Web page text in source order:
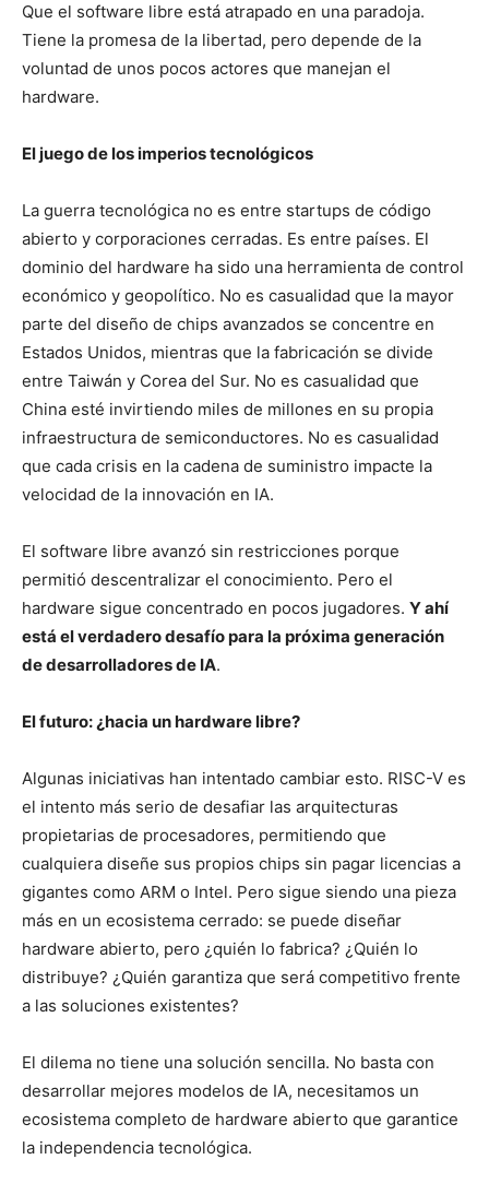
Que el software libre está atrapado en una paradoja.
Tiene la promesa de la libertad, pero depende de la
voluntad de unos pocos actores que manejan el
hardware.
El juego de los imperios tecnológicos
La guerra tecnológica no es entre startups de código
abierto y corporaciones cerradas. Es entre países. El
dominio del hardware ha sido una herramienta de control
económico y geopolítico. No es casualidad que la mayor
parte del diseño de chips avanzados se concentre en
Estados Unidos, mientras que la fabricación se divide
entre Taiwán y Corea del Sur. No es casualidad que
China esté invirtiendo miles de millones en su propia
infraestructura de semiconductores. No es casualidad
que cada crisis en la cadena de suministro impacte la
velocidad de la innovación en IA.
El software libre avanzó sin restricciones porque
permitió descentralizar el conocimiento. Pero el
hardware sigue concentrado en pocos jugadores. Y ahí
está el verdadero desafío para la próxima generación
de desarrolladores de IA.
El futuro: ¿hacia un hardware libre?
Algunas iniciativas han intentado cambiar esto. RISC-V es
el intento más serio de desafiar las arquitecturas
propietarias de procesadores, permitiendo que
cualquiera diseñe sus propios chips sin pagar licencias a
gigantes como ARM o Intel. Pero sigue siendo una pieza
más en un ecosistema cerrado: se puede diseñar
hardware abierto, pero ¿quién lo fabrica? ¿Quién lo
distribuye? ¿Quién garantiza que será competitivo frente
a las soluciones existentes?
El dilema no tiene una solución sencilla. No basta con
desarrollar mejores modelos de IA, necesitamos un
ecosistema completo de hardware abierto que garantice
la independencia tecnológica.